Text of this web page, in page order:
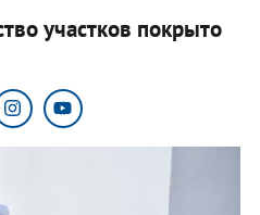
участков покрыто